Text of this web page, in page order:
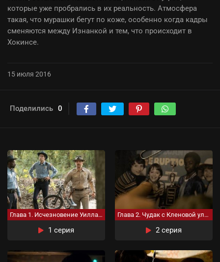
которые уже пробрались в их реальность. Атмосфера
такая, что мурашки бегут по коже, особенно когда кадры
сменяются между Изнанкой и тем, что происходит в
Хокинсе.
15 июля 2016
Поделились 0
Глава 1. Исчезновение Уилла Байерса
1 серия
Глава 2. Чудак с Кленовой улицы
2 серия